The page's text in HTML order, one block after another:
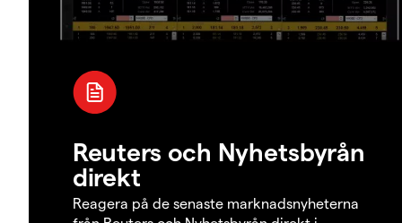
Reuters och Nyhetsbyrån
direkt
Reagera på de senaste marknadsnyheterna